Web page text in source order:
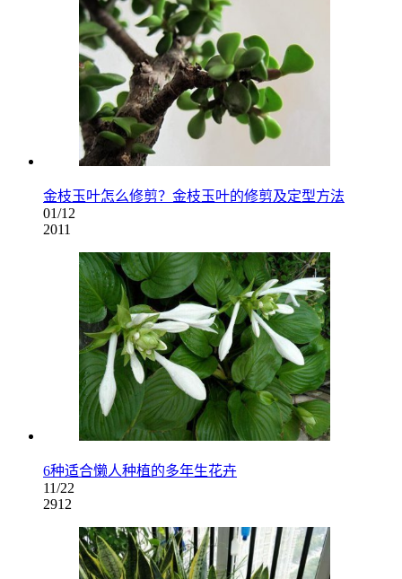
金枝玉叶怎么修剪？金枝玉叶的修剪及定型方法
01/12
2011
6种适合懒人种植的多年生花卉
11/22
2912